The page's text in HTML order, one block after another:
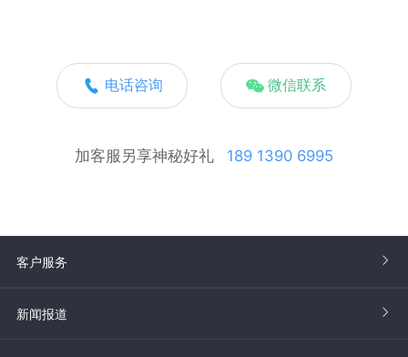
电话咨询 微信联系
加客服另享神秘好礼 189 1390 6995
客户服务
新闻报道